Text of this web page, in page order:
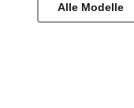
Alle Modelle